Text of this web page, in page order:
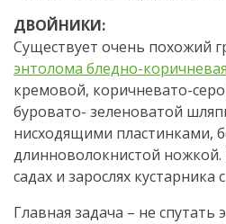
ДВОЙНИКИ:
Существует очень похожий
энтолома бледно-
кремовой, коричневато-
буровато- зеленоватой
нисходящими пластинками,
длинноволокнистой ножкой.
садах и зарослях
Главная задача – не спутать